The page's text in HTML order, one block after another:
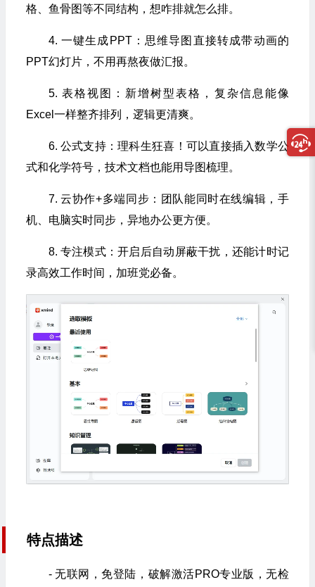
格、鱼骨图等不同结构，想咋排就怎么排。
4. 一键生成PPT：思维导图直接转成带动画的
PPT幻灯片，不用再熬夜做汇报。
5. 表格视图：新增树型表格，复杂信息能像
Excel一样整齐排列，逻辑更清爽。
6. 公式支持：理科生狂喜！可以直接插入数学公
式和化学符号，技术文档也能用导图梳理。
7. 云协作+多端同步：团队能同时在线编辑，手
机、电脑实时同步，异地办公更方便。
8. 专注模式：开启后自动屏蔽干扰，还能计时记
录高效工作时间，加班党必备。
特点描述
- 无联网，免登陆，破解激活PRO专业版，无检